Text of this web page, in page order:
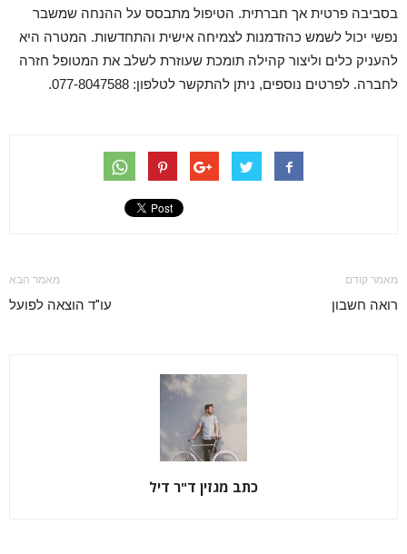
בסביבה פרטית אך חברתית. הטיפול מתבסס על ההנחה שמשבר
נפשי יכול לשמש כהזדמנות לצמיחה אישית והתחדשות. המטרה היא
להעניק כלים וליצור קהילה תומכת שעוזרת לשלב את המטופל חזרה
לחברה. לפרטים נוספים, ניתן להתקשר לטלפון: 077-8047588.
מאמר קודם
רואה חשבון
מאמר הבא
עו"ד הוצאה לפועל
כתב מגזין ד"ר דיל